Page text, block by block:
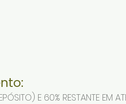
E 60% RESTANTE EM